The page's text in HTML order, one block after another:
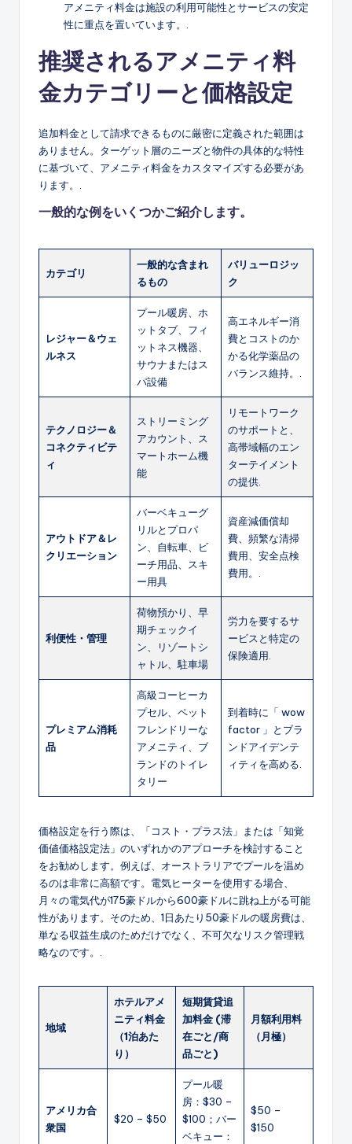
アメニティ料金は施設の利用可能性とサービスの安定
性に重点を置いています。.
推奨されるアメニティ料
金カテゴリーと価格設定
追加料金として請求できるものに厳密に定義された範囲は
ありません。ターゲット層のニーズと物件の具体的な特性
に基づいて、アメニティ料金をカスタマイズする必要があ
ります。.
一般的な例をいくつかご紹介します。
カテゴリ
一般的な含まれ
るもの
バリューロジッ
ク
レジャー＆ウェ
ルネス
プール暖房、ホ
ットタブ、フィ
ットネス機器、
サウナまたはス
パ設備
高エネルギー消
費とコストのか
かる化学薬品の
バランス維持。.
テクノロジー＆
コネクティビテ
ィ
ストリーミング
アカウント、ス
マートホーム機
能
リモートワーク
のサポートと、
高帯域幅のエン
ターテイメント
の提供.
アウトドア＆レ
クリエーション
バーベキューグ
リルとプロパ
ン、自転車、ビ
ーチ用品、スキ
ー用具
資産減価償却
費、頻繁な清掃
費用、安全点検
費用。.
利便性・管理
荷物預かり、早
期チェックイ
ン、リゾートシ
ャトル、駐車場
労力を要するサ
ービスと特定の
保険適用.
プレミアム消耗
品
高級コーヒーカ
プセル、ペット
フレンドリーな
アメニティ、ブ
ランドのトイレ
タリー
到着時に「 wow
factor 」とブラ
ンドアイデンテ
ィティを高める.
価格設定を行う際は、「コスト・プラス法」または「知覚
価値価格設定法」のいずれかのアプローチを検討すること
をお勧めします。例えば、オーストラリアでプールを温め
るのは非常に高額です。電気ヒーターを使用する場合、
月々の電気代が175豪ドルから600豪ドルに跳ね上がる可能
性があります。そのため、1日あたり50豪ドルの暖房費は、
単なる収益生成のためだけでなく、不可欠なリスク管理戦
略なのです。.
地域
ホテルアメ
ニティ料金
（1泊あた
り）
短期賃貸追
加料金 (滞
在ごと/商
品ごと)
月額利用料
（月極）
アメリカ合
衆国
$20 – $50
プール暖
房：$30 –
$100；バー
ベキュー：
$50 –
$150